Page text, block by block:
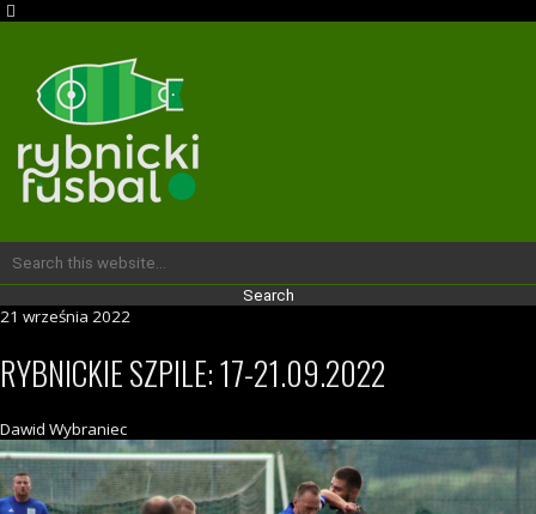
21 września 2022
RYBNICKIE SZPILE: 17-21.09.2022
Dawid Wybraniec